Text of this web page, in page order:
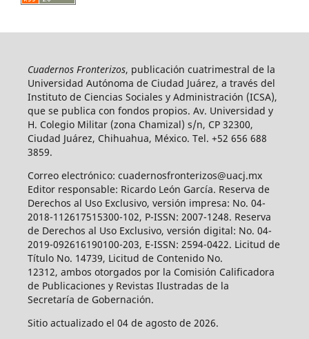
Cuadernos Fronterizos, publicación cuatrimestral de la
Universidad Autónoma de Ciudad Juárez, a través del
Instituto de Ciencias Sociales y Administración (ICSA),
que se publica con fondos propios. Av. Universidad y
H. Colegio Militar (zona Chamizal) s/n, CP 32300,
Ciudad Juárez, Chihuahua, México. Tel. +52 656 688
3859.
Correo electrónico: cuadernosfronterizos@uacj.mx
Editor responsable: Ricardo León García. Reserva de
Derechos al Uso Exclusivo, versión impresa: No. 04-
2018-112617515300-102, P-ISSN: 2007-1248. Reserva
de Derechos al Uso Exclusivo, versión digital: No. 04-
2019-092616190100-203, E-ISSN: 2594-0422. Licitud de
Título No. 14739, Licitud de Contenido No.
12312, ambos otorgados por la Comisión Calificadora
de Publicaciones y Revistas Ilustradas de la
Secretaría de Gobernación.
Sitio actualizado el 04 de agosto de 2026.